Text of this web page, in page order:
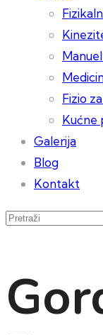
Fizio
Kućne
Galerija
Blog
Kontakt